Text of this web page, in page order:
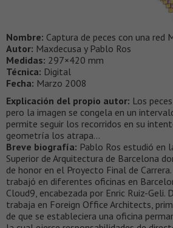
Nombre: Captura de peces con una red
Autor: Maxdecusa y Pablo Ros
Medidas: 297×420 mm
Técnica: Digital
Fecha: Marzo 2008
Explicación del propio autor: Los
pero la imagen se congela en un
permite seguir los recorridos en su
geometría los atrapa…
Breve biografía: Pablo Ros estudió en
Superior de Arquitectura de Barcelona
de honor en el Proyecto Final de
trabajó en diferentes oficinas en
Cloud9, encabezada por Enric Ruiz-Geli.
trabaja en Foreign Office Architects,
de que se estableciera una oficina